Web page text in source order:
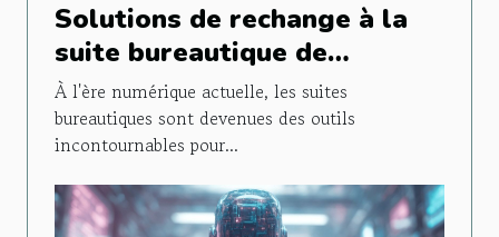
Solutions de rechange à la
suite bureautique de
Microsoft Les outils gratuits
les plus performants
À l'ère numérique actuelle, les suites
bureautiques sont devenues des outils
incontournables pour...